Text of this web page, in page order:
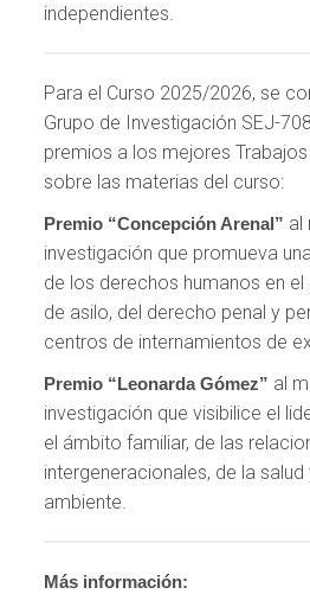
independientes.
Para el Curso 2025/2026, se
Grupo de Investigación SEJ-
premios a los mejores
sobre las materias del curso:
Premio “Concepción Arenal” al
investigación que promueva
de los derechos humanos en
de asilo, del derecho penal y
centros de internamientos de
Premio “Leonarda Gómez” al
investigación que visibilice el
el ámbito familiar, de las
intergeneracionales, de la
ambiente.
Más información: